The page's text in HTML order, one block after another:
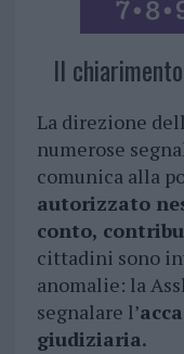
Il
La direzione
numerose
comunica alla
autorizzato
conto,
cittadini sono
anomalie: la
segnalare l’
giudiziaria.